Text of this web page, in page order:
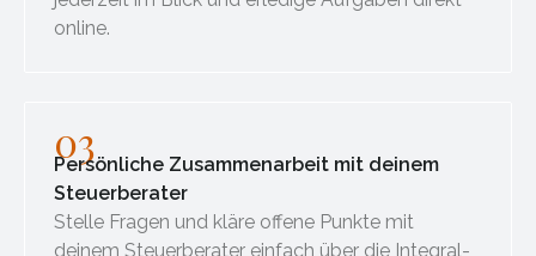
online.
03
Persönliche Zusammenarbeit mit deinem
Steuerberater
Stelle Fragen und kläre offene Punkte mit
deinem Steuerberater einfach über die Integral-